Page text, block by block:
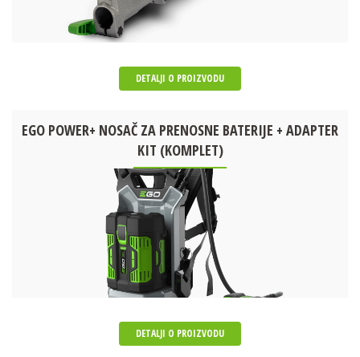
DETALJI O PROIZVODU
EGO POWER+ NOSAČ ZA PRENOSNE BATERIJE + ADAPTER
KIT (KOMPLET)
DETALJI O PROIZVODU